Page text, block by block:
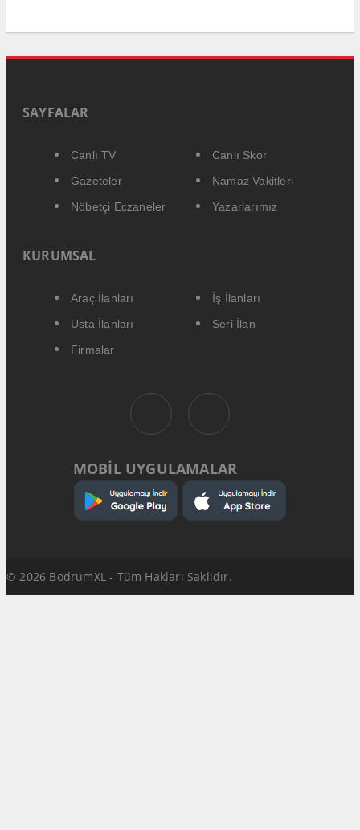
SAYFALAR
Canlı TV
Canlı Skor
Gazeteler
Namaz Vakitleri
Nöbetçi Eczaneler
Yazarlarımız
KURUMSAL
Araç İlanları
İş İlanları
Usta İlanları
Seri İlan
Firmalar
MOBİL UYGULAMALAR
© 2026 BodrumXL - Tüm Hakları Saklıdır.